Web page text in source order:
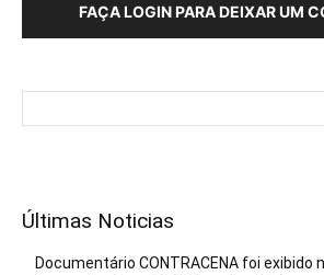
FAÇA LOGIN PARA DEIXAR UM
Últimas Noticias
Documentário CONTRACENA foi exibido